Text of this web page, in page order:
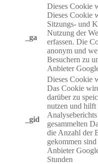
_ga
Dieses Cookie
Dieses Cookie
Sitzungs- und
Nutzung der
erfassen. Die
anonym und
Besuchern zu
Anbieter
_gid
Dieses Cookie
Das Cookie
darüber zu
nutzen und hilft
gesammelten
die Anzahl der
gekommen
Anbieter
Stunden